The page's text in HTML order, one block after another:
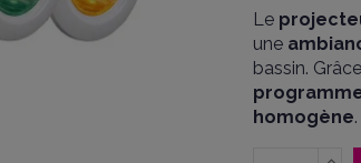
Le
une
bassin.
homogène.